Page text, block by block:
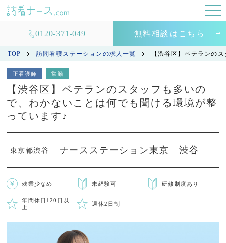
0120-371-049 無料相談はこちら
TOP 訪問看護ステーションの求人一覧 【渋谷区】ベテランの
正看護師 常勤
【渋谷区】ベテランのスタッフも多いの
で、わかないことは何でも聞ける環境が整
っています♪
東京都渋谷 ナースステーション東京 渋谷
残業少なめ 未経験可 研修制度あり
年間休日120日以
上
週休2日制